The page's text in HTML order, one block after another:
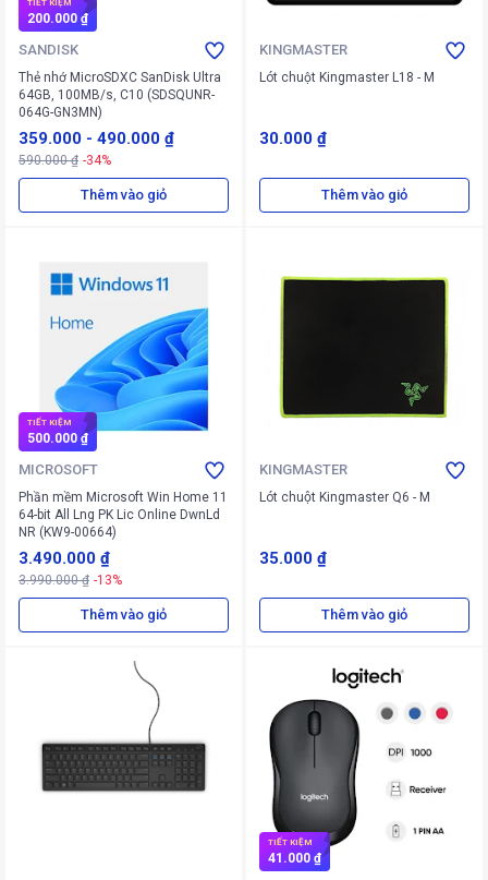
TIẾT KIỆM
200.000 ₫
SANDISK
Thẻ nhớ MicroSDXC SanDisk Ultra
64GB, 100MB/s, C10 (SDSQUNR-
064G-GN3MN)
359.000 - 490.000 ₫
590.000 ₫ -34%
Thêm vào giỏ
KINGMASTER
Lót chuột Kingmaster L18 - M
30.000 ₫
Thêm vào giỏ
TIẾT KIỆM
500.000 ₫
MICROSOFT
Phần mềm Microsoft Win Home 11
64-bit All Lng PK Lic Online DwnLd
NR (KW9-00664)
3.490.000 ₫
3.990.000 ₫ -13%
Thêm vào giỏ
KINGMASTER
Lót chuột Kingmaster Q6 - M
35.000 ₫
Thêm vào giỏ
TIẾT KIỆM
41.000 ₫